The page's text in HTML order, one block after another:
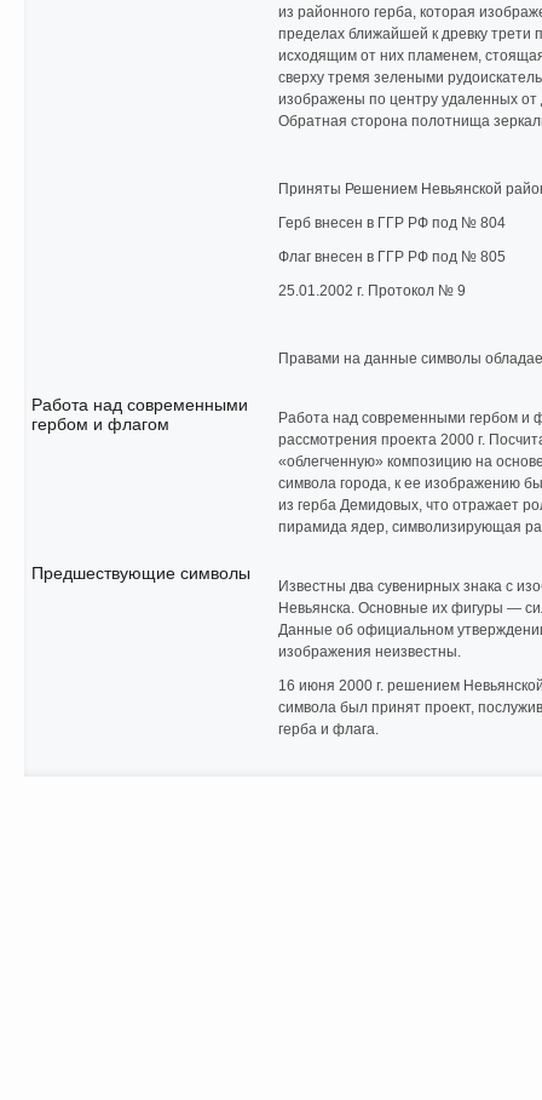
из районного герба, которая
пределах ближайшей к древку
исходящим от них пламенем,
сверху тремя зелеными
изображены по центру удаленных
Обратная сторона полотнища
Приняты Решением Невьянской
Герб внесен в ГГР РФ под № 804
Флаг внесен в ГГР РФ под № 805
25.01.2002 г. Протокол № 9
Правами на данные символы
Работа над современными
гербом и флагом
Работа над современными гербом и
рассмотрения проекта 2000 г.
«облегченную» композицию на
символа города, к ее изображению
из герба Демидовых, что отражает
пирамида ядер, символизирующая
Предшествующие символы
Известны два сувенирных знака с
Невьянска. Основные их фигуры —
Данные об официальном
изображения неизвестны.
16 июня 2000 г. решением
символа был принят проект,
герба и флага.